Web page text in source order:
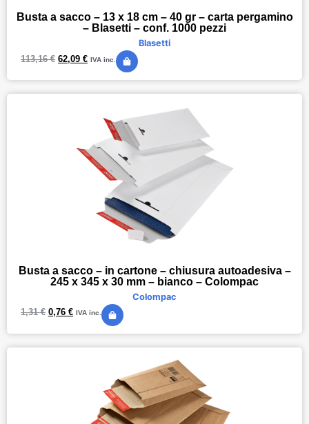
Busta a sacco – 13 x 18 cm – 40 gr – carta pergamino
– Blasetti – conf. 1000 pezzi
Blasetti
113,16€ 62,09 € IVA inc.
Busta a sacco – in cartone – chiusura autoadesiva –
245 x 345 x 30 mm – bianco – Colompac
Colompac
1,31€ 0,76 € IVA inc.